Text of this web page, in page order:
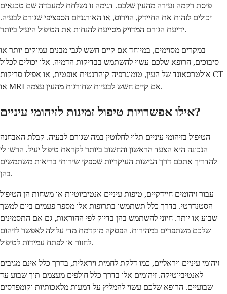
פיסת רקמה זעירה מהעין שלכם. דגימה זו נשלחת למעבדה שם טכנאים
יכולים לזהות את החיידק, הוירוס, או האורגניזם הספציפי שגורם לבעיה.
ידיעת הגורם המדויק מסייעת להנחות את הטיפול היעיל ביותר.
במקרים מסוימים, במיוחד אם קיים חשש לגבי מבנים עמוקים יותר או
סיבוכים, הרופא שלכם עשוי להשתמש בבדיקות הדמיה. אלו יכולים לכלול
אולטרסאונד של העין, טומוגרפיה קוהרנטית אופטית, או אפילו סריקות CT
או MRI אם קיים חשש לבעיות שחורגות מהעין עצמה.
אילו אפשרויות טיפול זמינות לזיהומי עיניים?
הטיפול בזיהומי עיניים תלוי לחלוטין במה שגורם לבעיה. קבלת האבחנה
הנכונה היא הצעד הראשון והחשוב ביותר לקראת טיפול יעיל. הרשו לי
להדריך אתכם דרך הגישות העיקריות שספקי שירותי בריאות משתמשים
בהן.
עבור זיהומים חיידקיים, טיפות עיניים אנטיביוטיות או משחות הן הטיפול
הסטנדרטי. בדרך כלל תשתמשו בתרופות אלו מספר פעמים ביום למשך
שבוע או יותר. חיוני להשתמש בהן בדיוק לפי ההוראות, גם אם התסמינים
שלכם משתפרים במהירות. הפסקה מוקדמת מדי עלולה לאפשר לזיהום
לחזור או לפתח עמידות לטיפול.
זיהומי עיניים ויראליים, כמו דלקת לחמית ויראלית, בדרך כלל אינם מגיבים
לאנטיביוטיקה. זיהומים אלו בדרך כלל חולפים מעצמם תוך שבוע עד
שבועיים. הרופא שלכם עשוי להמליץ על דמעות מלאכותיות וקומפרסים